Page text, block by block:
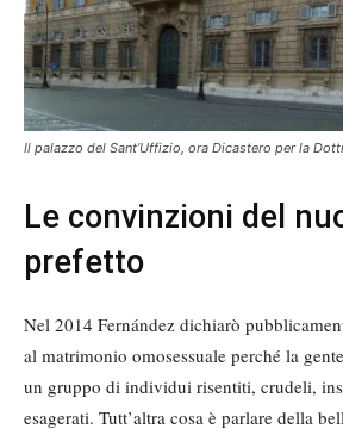
Il palazzo del Sant’Uffizio, ora Dicastero per la
Le convinzioni del
prefetto
Nel 2014 Fernández dichiarò
al matrimonio omosessuale perché la
un gruppo di individui risentiti, crudeli,
esagerati. Tutt’altra cosa è parlare della